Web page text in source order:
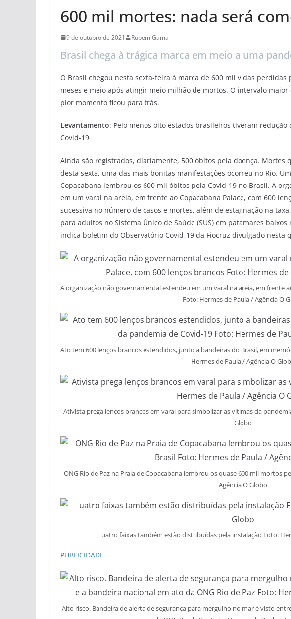
600 mil mortes: nada será
9 de outubro de 2021 Rubem Gama
Brasil chega à trágica marca em meio a uma
O Brasil chegou nesta sexta-feira à marca de 600 mil vidas perdidas
meses e meio após atingir meio milhão de mortos. O intervalo
pior momento ficou para trás.
Levantamento: Pelo menos oito estados brasileiros tiveram
Covid-19
Ainda são registrados, diariamente, 500 óbitos pela doença. Mortes
desta sexta, uma das mais bonitas manifestações ocorreu no Rio.
Copacabana lembrou os 600 mil óbitos pela Covid-19 no Brasil. A
em um varal na areia, em frente ao Copacabana Palace, com 600
sucessiva no número de casos e mortes, além de estagnação na
para adultos no Sistema Único de Saúde (SUS) em patamares
indica boletim do Observatório Covid-19 da Fiocruz divulgado nesta
A organização não governamental estendeu em um varal na areia, em frente
Foto: Hermes de Paula / Agência O
Ato tem 600 lenços brancos estendidos, junto a bandeiras do Brasil, em
Hermes de Paula / Agência O
Ativista prega lenços brancos em varal para simbolizar as vítimas da
Globo
ONG Rio de Paz na Praia de Copacabana lembrou os quase 600 mil mortos
Agência O Globo
uatro faixas também estão distribuídas pela instalação Foto:
PUBLICIDADE
Alto risco. Bandeira de alerta de segurança para mergulho no mar é visto